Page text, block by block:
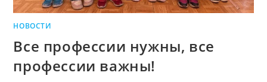
НОВОСТИ
Все профессии нужны, все
профессии важны!